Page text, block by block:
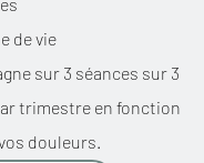
de vie
sur 3 séances sur 3
trimestre en fonction
douleurs.